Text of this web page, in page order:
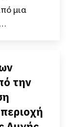
μια
την